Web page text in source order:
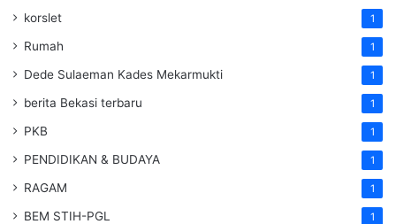
korslet 1
Rumah 1
Dede Sulaeman Kades Mekarmukti 1
berita Bekasi terbaru 1
PKB 1
PENDIDIKAN & BUDAYA 1
RAGAM 1
BEM STIH-PGL 1